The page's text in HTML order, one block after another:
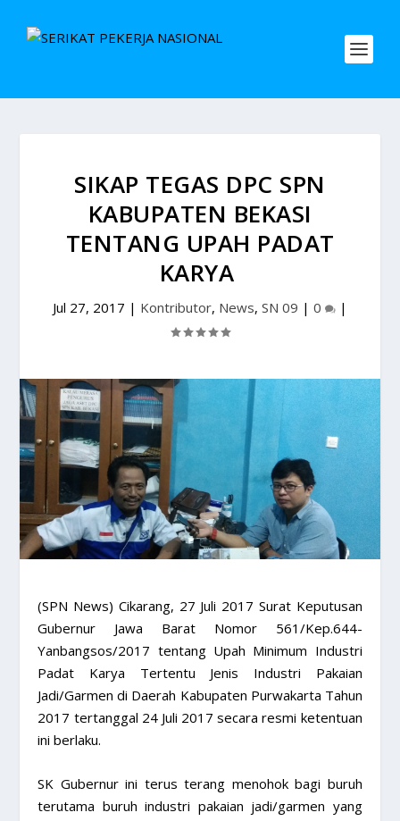
SIKAP TEGAS DPC SPN
KABUPATEN BEKASI
TENTANG UPAH PADAT
KARYA
Jul 27, 2017 | Kontributor, News, SN 09 | 0 |
(SPN News) Cikarang, 27 Juli 2017 Surat Keputusan
Gubernur Jawa Barat Nomor 561/Kep.644-
Yanbangsos/2017 tentang Upah Minimum Industri
Padat Karya Tertentu Jenis Industri Pakaian
Jadi/Garmen di Daerah Kabupaten Purwakarta Tahun
2017 tertanggal 24 Juli 2017 secara resmi ketentuan
ini berlaku.
SK Gubernur ini terus terang menohok bagi buruh
terutama buruh industri pakaian jadi/garmen yang